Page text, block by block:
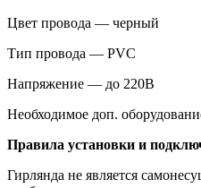
Цвет провода — черный
Тип провода — PVC
Напряжение — до 220В
Необходимое доп.
Правила установки и
Гирлянда не является